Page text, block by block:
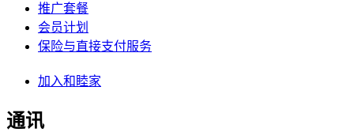
推广套餐
会员计划
保险与直接支付服务
加入和睦家
通讯